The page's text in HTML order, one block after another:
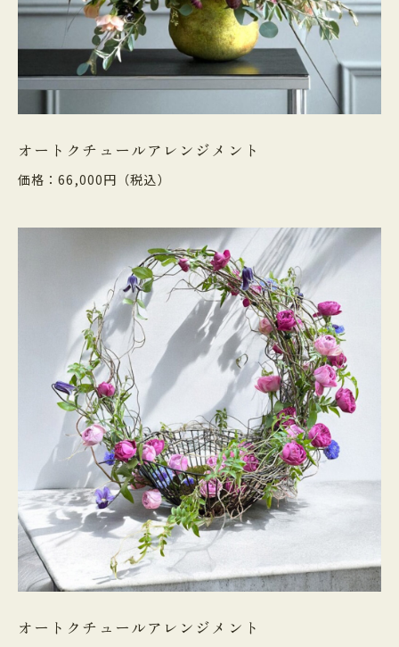
オートクチュールアレンジメント
価格：66,000円（税込）
オートクチュールアレンジメント